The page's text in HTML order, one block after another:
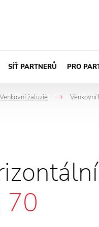
SÍŤ PARTNERŮ PRO
->
Venkovní žaluzie Venkovní
70